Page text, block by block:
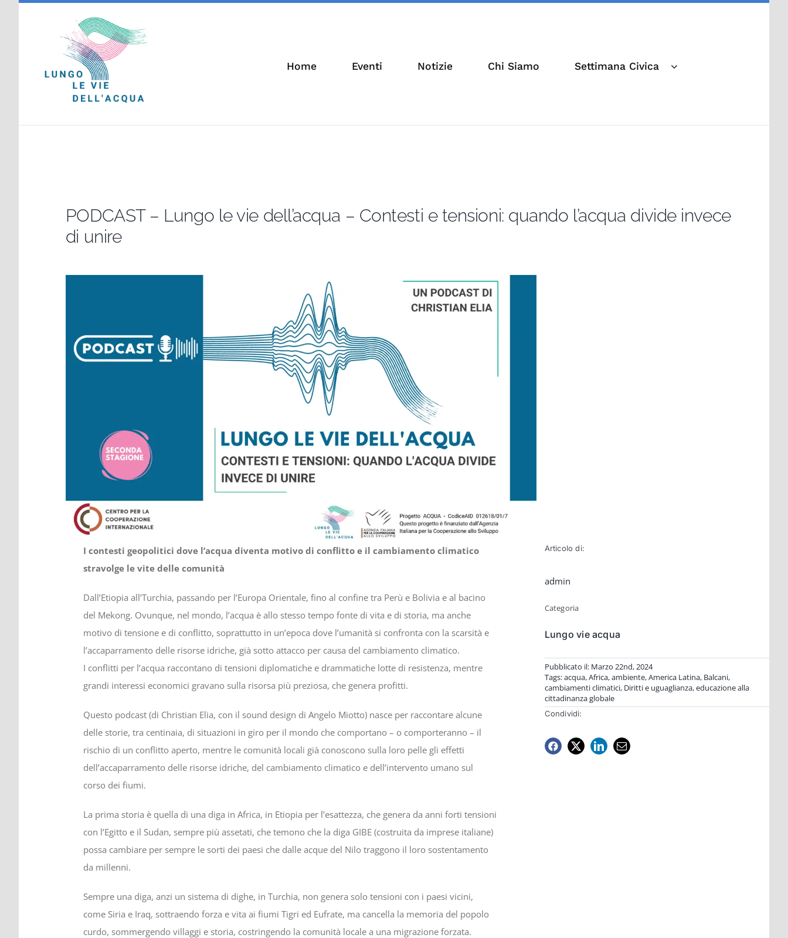
Home Eventi Notizie Chi Siamo Settimana Civica
PODCAST – Lungo le vie dell’acqua – Contesti e tensioni: quando l’acqua divide invece
di unire
I contesti geopolitici dove l’acqua diventa motivo di conflitto e il cambiamento climatico
stravolge le vite delle comunità
Dall’Etiopia all’Turchia, passando per l’Europa Orientale, fino al confine tra Perù e Bolivia e al bacino
del Mekong. Ovunque, nel mondo, l’acqua è allo stesso tempo fonte di vita e di storia, ma anche
motivo di tensione e di conflitto, soprattutto in un’epoca dove l’umanità si confronta con la scarsità e
l’accaparramento delle risorse idriche, già sotto attacco per causa del cambiamento climatico.
I conflitti per l’acqua raccontano di tensioni diplomatiche e drammatiche lotte di resistenza, mentre
grandi interessi economici gravano sulla risorsa più preziosa, che genera profitti.
Questo podcast (di Christian Elia, con il sound design di Angelo Miotto) nasce per raccontare alcune
delle storie, tra centinaia, di situazioni in giro per il mondo che comportano – o comporteranno – il
rischio di un conflitto aperto, mentre le comunità locali già conoscono sulla loro pelle gli effetti
dell’accaparramento delle risorse idriche, del cambiamento climatico e dell’intervento umano sul
corso dei fiumi.
La prima storia è quella di una diga in Africa, in Etiopia per l’esattezza, che genera da anni forti tensioni
con l’Egitto e il Sudan, sempre più assetati, che temono che la diga GIBE (costruita da imprese italiane)
possa cambiare per sempre le sorti dei paesi che dalle acque del Nilo traggono il loro sostentamento
da millenni.
Sempre una diga, anzi un sistema di dighe, in Turchia, non genera solo tensioni con i paesi vicini,
come Siria e Iraq, sottraendo forza e vita ai fiumi Tigri ed Eufrate, ma cancella la memoria del popolo
curdo, sommergendo villaggi e storia, costringendo la comunità locale a una migrazione forzata.
Articolo di:
admin
Categoria
Lungo vie acqua
Pubblicato il: Marzo 22nd, 2024
Tags:acqua,Africa,ambiente,America Latina, Balcani,
cambiamenti climatici, Diritti e uguaglianza,educazione alla
cittadinanza globale
Condividi: